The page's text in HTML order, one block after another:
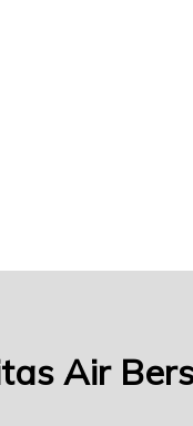
Air